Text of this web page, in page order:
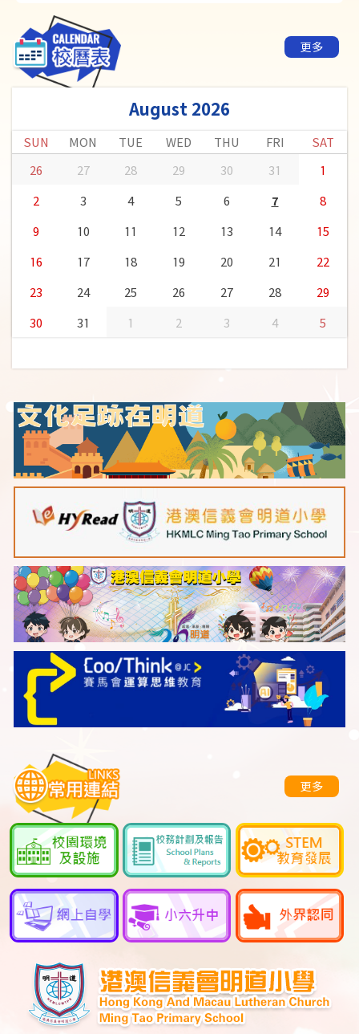
2025-2026香港課外活動優秀學生表揚計劃
優秀學生表揚獎 羅天約(6D)
2026 AI中文故事『繪』故事創作與「AI圖像生成
挑戰賽」
優異獎
葉芊希(6E)
2025-2026年度西貢區小學校際羽毛球比賽
26 (Arch Cup)
Live Final
Competition-
Gold Award
呂啟聰(6E)
Live Preliminary
Competition-
Bronze Award
呂啟聰(6E)
Competition-
Silver Award
呂啟聰(6E)
Live Final
Competition-
Gold Award
呂啟聰(6E)
Live Final
Competition-
Silver Award
劉希言(6D)
香港學校戲劇節
傑出合作獎 莊皓雪(5D)
黃靖雪(5E)
陳梓玥(4C)
周純一(3D)
楊灝朗(5D)
關瑞鏗(5E)
呂芷蕊(4D)
蔡詠童(3D)
陳𧙗信(5E)
梁愉立(5E)
劉杺奈(4E)
譚阡攸(3D)
何卓楠(3E)
許佳鑫(3E)
林俊穎(3E)
李洛孜(3E)
邱梓晴(4E)
陸毅嶠(5D)
鄭晴(5E)
陳梓玥(4C)
周純一(3D)
楊灝朗(5D)
關瑞鏗(5E)
呂芷蕊(4D)
更多
August 2026
SUN MON TUE WED THU FRI
SAT
26
27 28 29 30 31 1
2 3 4 5 6 7 8
9 10 11 12 13 14 15
16 17 18 19 20 21 22
23 24 25 26 27 28 29
30 31 1 2 3 4 5
更多